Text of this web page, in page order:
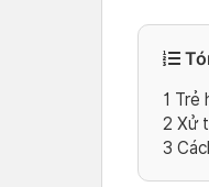
1 Trẻ
2 Xử
3